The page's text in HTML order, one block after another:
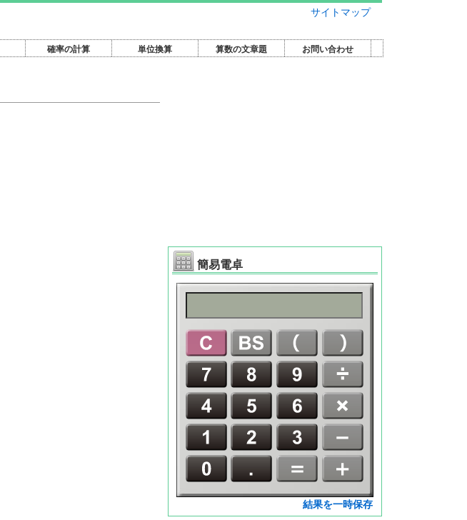
サイトマップ
確率の計算 単位換算 算数の文章題 お問い合わせ
簡易電卓
結果を一時保存